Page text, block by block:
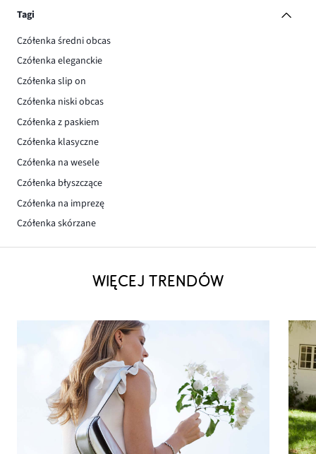
Tagi
Czółenka średni obcas
Czółenka eleganckie
Czółenka slip on
Czółenka niski obcas
Czółenka z paskiem
Czółenka klasyczne
Czółenka na wesele
Czółenka błyszczące
Czółenka na imprezę
Czółenka skórzane
WIĘCEJ TRENDÓW